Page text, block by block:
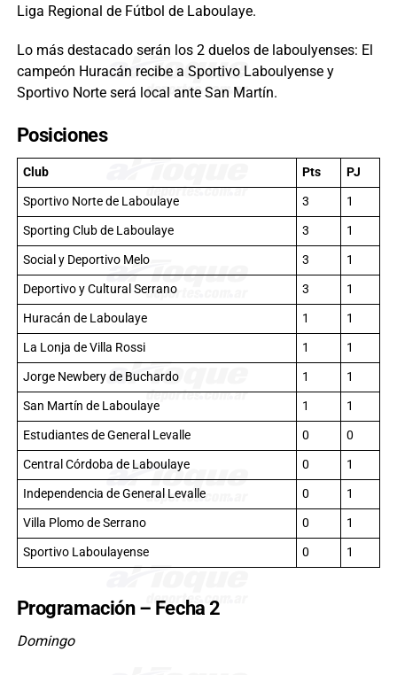
Liga Regional de Fútbol de Laboulaye.
Lo más destacado serán los 2 duelos de laboulyenses: El
campeón Huracán recibe a Sportivo Laboulyense y
Sportivo Norte será local ante San Martín.
Posiciones
Club Pts
PJ
Sportivo Norte de Laboulaye
3
1
Sporting Club de Laboulaye
3
1
Social y Deportivo Melo
3
1
Deportivo y Cultural Serrano
3
1
Huracán de Laboulaye
1
1
La Lonja de Villa Rossi
1
1
Jorge Newbery de Buchardo
1
1
San Martín de Laboulaye
1
1
Estudiantes de General Levalle
0
0
Central Córdoba de Laboulaye
0
1
Independencia de General Levalle
0
1
Villa Plomo de Serrano
0
1
Sportivo Laboulayense
0 1
Programación – Fecha 2
Domingo